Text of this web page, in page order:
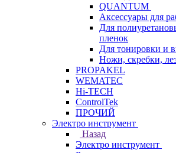
QUANTUM
Аксессуары для
Для
пленок
Для тонировки и
Ножи, скребки,
PROPAKEL
WEMATEC
Hi-TECH
ControlTek
ПРОЧИЙ
Электро инструмент
Назад
Электро инструмент